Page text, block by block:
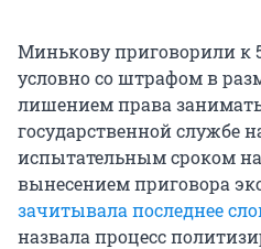
Минькову приговорили к
условно со штрафом в
лишением права
государственной службе
испытательным сроком на
вынесением приговора
зачитывала последнее
назвала процесс